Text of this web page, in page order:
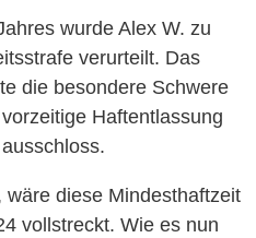
wurde Alex W. zu
verurteilt. Das
die besondere Schwere
Haftentlassung
diese Mindesthaftzeit
vollstreckt. Wie es nun